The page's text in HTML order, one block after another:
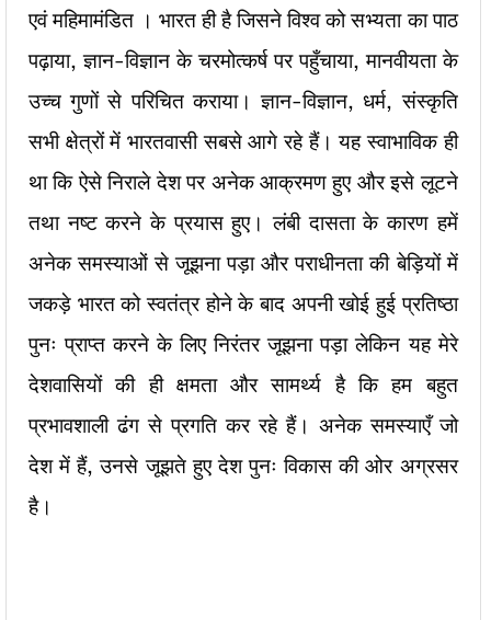
एवं महिमामंडित । भारत ही है जिसने विश्व को सभ्यता का पाठ
पढ़ाया, ज्ञान-विज्ञान के चरमोत्कर्ष पर पहुँचाया, मानवीयता के
उच्च गुणों से परिचित कराया। ज्ञान-विज्ञान, धर्म, संस्कृति
सभी क्षेत्रों में भारतवासी सबसे आगे रहे हैं। यह स्वाभाविक ही
था कि ऐसे निराले देश पर अनेक आक्रमण हुए और इसे लूटने
तथा नष्ट करने के प्रयास हुए। लंबी दासता के कारण हमें
अनेक समस्याओं से जूझना पड़ा और पराधीनता की बेड़ियों में
जकड़े भारत को स्वतंत्र होने के बाद अपनी खोई हुई प्रतिष्ठा
पुनः प्राप्त करने के लिए निरंतर जूझना पड़ा लेकिन यह मेरे
देशवासियों की ही क्षमता और सामर्थ्य है कि हम बहुत
प्रभावशाली ढंग से प्रगति कर रहे हैं। अनेक समस्याएँ जो
देश में हैं, उनसे जूझते हुए देश पुनः विकास की ओर अग्रसर
है।